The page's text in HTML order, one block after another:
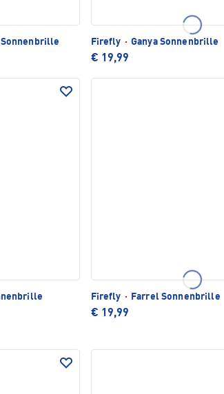
Firefly · Ganya Sonnenbrille
€ 19,99
Firefly · Farrel Sonnenbrille
€ 19,99